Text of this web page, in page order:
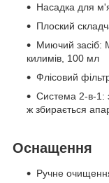
Насадка для
Плоский
Миючий засіб:
килимів, 100 мл
Флісовий
Система 2-в-1:
ж збирається
Оснащення
Ручне